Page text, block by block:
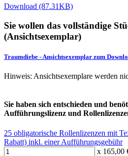
Download (87.31KB)
Sie wollen das vollständige
(Ansichtsexemplar)
Traumdiebe - Ansichtsexemplar zum
Hinweis: Ansichtsexemplare werden
Sie haben sich entschieden und
Aufführungslizenz und
25 obligatorische Rollenlizenzen mit
Rabatt) inkl. einer Aufführungsgebühr
x 165,00